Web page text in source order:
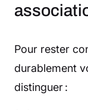
Pour rester
durablement
distinguer :